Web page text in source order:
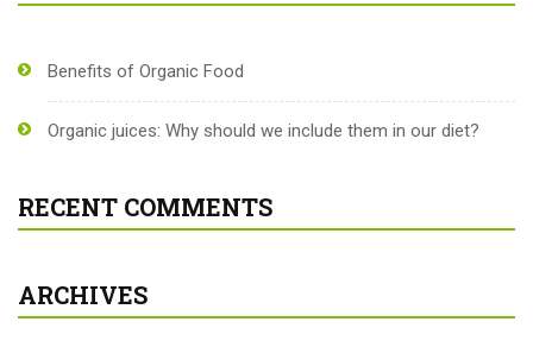
Benefits of Organic Food
Organic juices: Why should we include them in our diet?
RECENT COMMENTS
ARCHIVES